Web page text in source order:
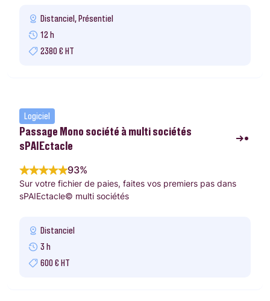
Distanciel, Présentiel
12 h
2380 € HT
Logiciel
Passage Mono société à multi sociétés
sPAIEctacle
93%
Sur votre fichier de paies, faites vos premiers pas dans
sPAIEctacle© multi sociétés
Distanciel
3 h
600 € HT